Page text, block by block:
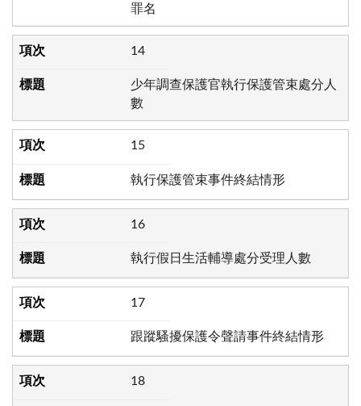
罪名
14
少年調查保護官執行保護管束處分人
數
15
執行保護管束事件終結情形
16
執行假日生活輔導處分受理人數
17
跟蹤騷擾保護令聲請事件終結情形
18